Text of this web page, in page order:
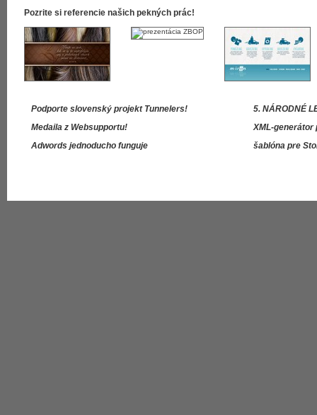
Pozrite si referencie našich pekných prác!
Podporte slovenský projekt Tunnelers!
Medaila z Websupportu!
Adwords jednoducho funguje
5. NÁRODNÉ
XML-generátor
šablóna pre